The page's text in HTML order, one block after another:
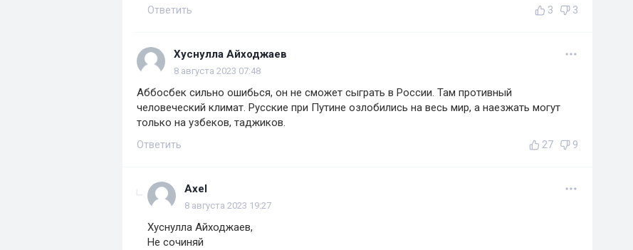
Ответить 3 3
Хуснулла Айходжаев
8 августа 2023 07:48
Аббосбек сильно ошибься, он не сможет сыграть в России. Там противный
человеческий климат. Русские при Путине озлобились на весь мир, а наезжать могут
только на узбеков, таджиков.
Ответить 27 9
Axel
8 августа 2023 19:27
Хуснулла Айходжаев,
Не сочиняй